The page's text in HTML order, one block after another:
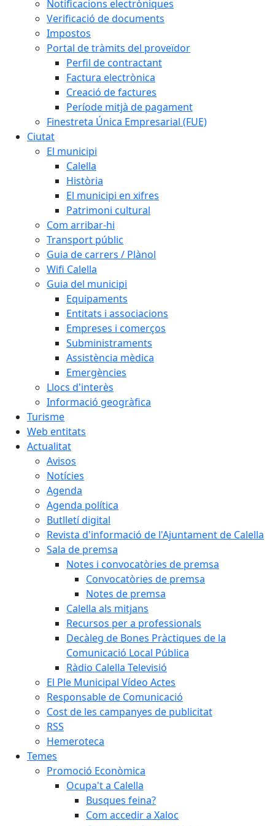
Notificacions electròniques
Verificació de documents
Impostos
Portal de tràmits del proveïdor
Perfil de contractant
Factura electrònica
Creació de factures
Període mitjà de pagament
Finestreta Única Empresarial (FUE)
Ciutat
El municipi
Calella
Història
El municipi en xifres
Patrimoni cultural
Com arribar-hi
Transport públic
Guia de carrers / Plànol
Wifi Calella
Guia del municipi
Equipaments
Entitats i associacions
Empreses i comerços
Subministraments
Assistència mèdica
Emergències
Llocs d'interès
Informació geogràfica
Turisme
Web entitats
Actualitat
Avisos
Notícies
Agenda
Agenda política
Butlletí digital
Revista d'informació de l'Ajuntament de Calella
Sala de premsa
Notes i convocatòries de premsa
Convocatòries de premsa
Notes de premsa
Calella als mitjans
Recursos per a professionals
Decàleg de Bones Pràctiques de la
Comunicació Local Pública
Ràdio Calella Televisió
El Ple Municipal Vídeo Actes
Responsable de Comunicació
Cost de les campanyes de publicitat
RSS
Hemeroteca
Temes
Promoció Econòmica
Ocupa't a Calella
Busques feina?
Com accedir a Xaloc